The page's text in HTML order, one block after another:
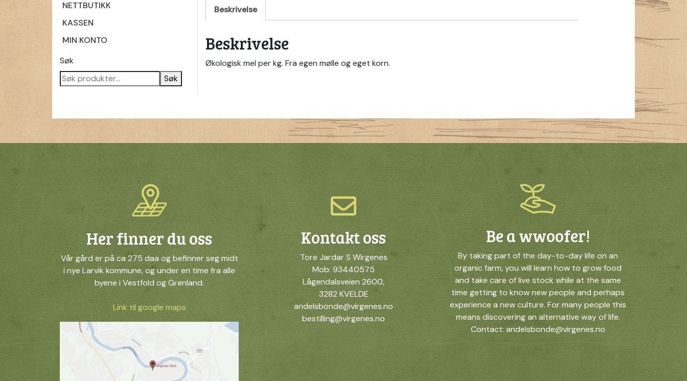
NETTBUTIKK
KASSEN
MIN KONTO
Søk
Søk
Beskrivelse
Beskrivelse
Økologisk mel per kg. Fra egen mølle og eget korn.
Her finner du oss
Vår gård er på ca 275 daa og befinner seg midt
i nye Larvik kommune, og under en time fra alle
byene i Vestfold og Grenland.
Link til google maps
Kontakt oss
Tore Jardar S Wirgenes
Mob: 93440575
Lågendalsveien 2600,
3282 KVELDE
andelsbonde@virgenes.no
bestilling@virgenes.no
Be a wwoofer!
By taking part of the day-to-day life on an
organic farm, you will learn how to grow food
and take care of live stock while at the same
time getting to know new people and perhaps
experience a new culture. For many people this
means discovering an alternative way of life.
Contact: andelsbonde@virgenes.no